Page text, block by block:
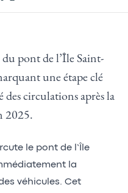
pont de l’Île Saint-
une étape clé
des circulations après la
2025.
le pont de l’Île
la
véhicules. Cet